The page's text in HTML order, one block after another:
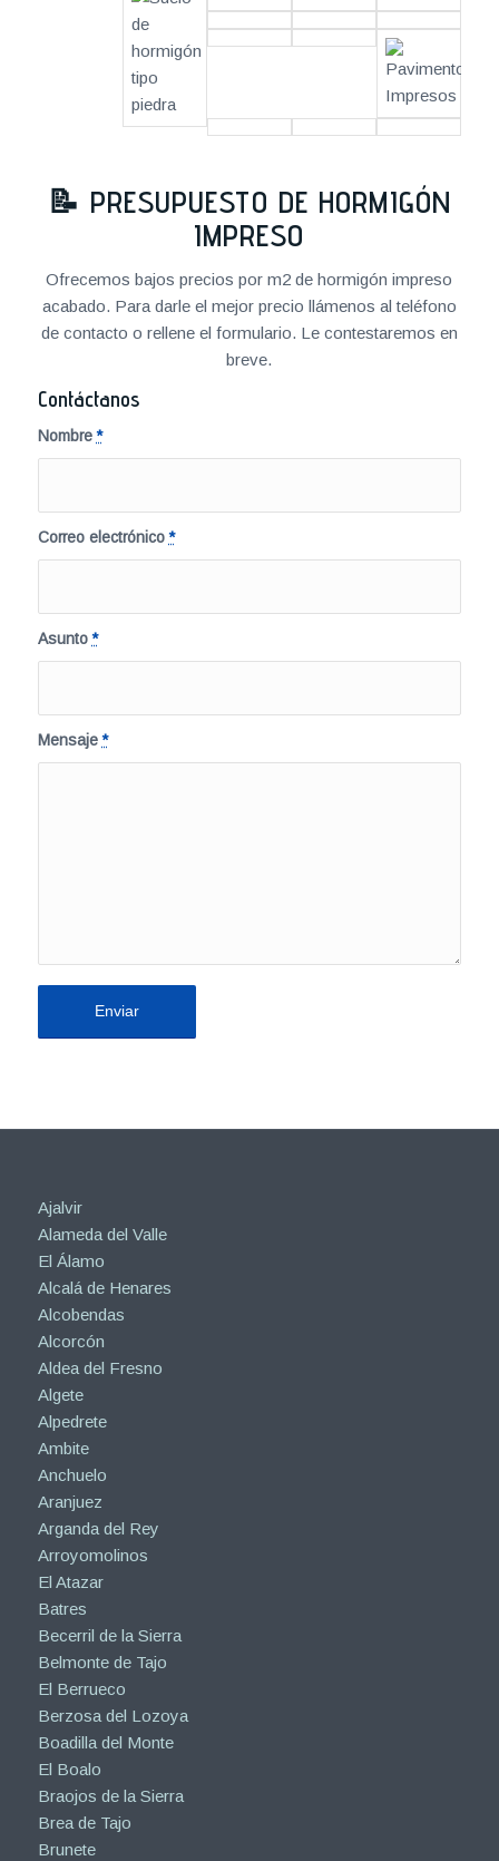
📝 PRESUPUESTO DE HORMIGÓN
IMPRESO
Ofrecemos bajos precios por m2 de hormigón impreso
acabado. Para darle el mejor precio llámenos al teléfono
de contacto o rellene el formulario. Le contestaremos en
breve.
Contáctanos
Nombre*
Correo electrónico*
Asunto*
Mensaje*
Ajalvir
Alameda del Valle
El Álamo
Alcalá de Henares
Alcobendas
Alcorcón
Aldea del Fresno
Algete
Alpedrete
Ambite
Anchuelo
Aranjuez
Arganda del Rey
Arroyomolinos
El Atazar
Batres
Becerril de la Sierra
Belmonte de Tajo
El Berrueco
Berzosa del Lozoya
Boadilla del Monte
El Boalo
Braojos de la Sierra
Brea de Tajo
Brunete